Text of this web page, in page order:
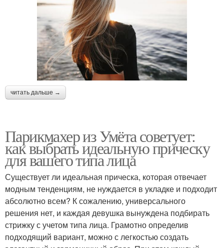
читать дальше →
Парикмахер из Умёта советует:
как выбрать идеальную прическу
для вашего типа лица
Существует ли идеальная прическа, которая отвечает
модным тенденциям, не нуждается в укладке и подходит
абсолютно всем? К сожалению, универсального
решения нет, и каждая девушка вынуждена подбирать
стрижку с учетом типа лица. Грамотно определив
подходящий вариант, можно с легкостью создать